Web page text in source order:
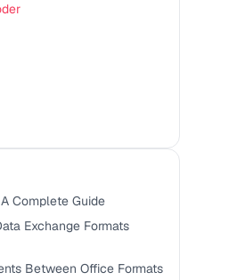
Complete Guide
Exchange Formats
Between Office Formats